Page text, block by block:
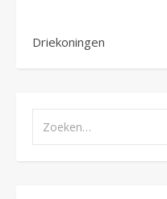
Driekoningen